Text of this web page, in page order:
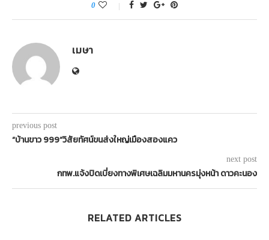
0
เมษา
previous post
“บ้านขาว 999”วิสัยทัศน์ขนส่งใหญ่เมืองสองแคว
next post
กทพ.แจ้งปิดเบี่ยงทางพิเศษเฉลิมมหานครมุ่งหน้า ดาวคะนอง
RELATED ARTICLES